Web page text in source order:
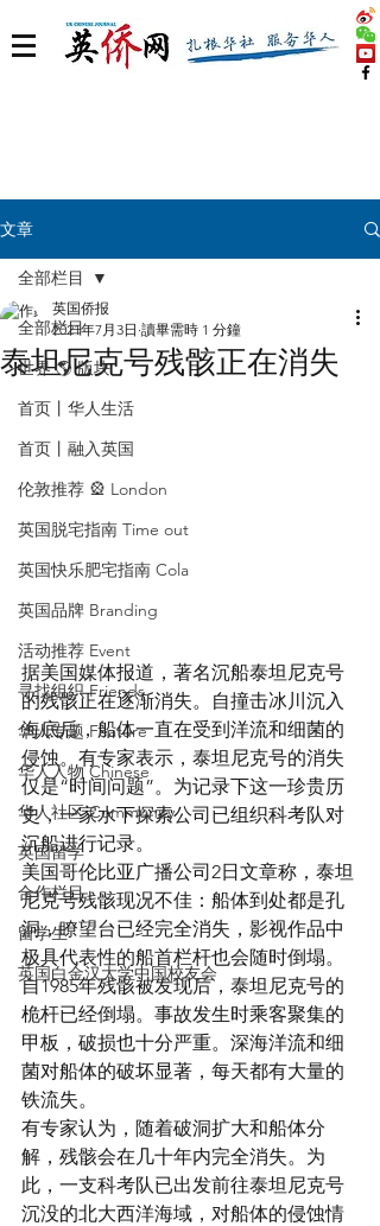
文章
全部栏目
世界 🌎 版块
首页丨华人生活
首页丨融入英国
伦敦推荐 🎡 London
英国脱宅指南 Time out
英国快乐肥宅指南 Cola
英国品牌 Branding
活动推荐 Event
寻找组织 Friends
华人专题 Feature
华人人物 Chinese
华人社区 Community
英国留学
合作栏目
留学生
英国白金汉大学中国校友会
全部栏目
泰坦尼克号残骸正在消失
英国侨报
2021年7月3日 讀畢需時 1 分鐘
据美国媒体报道，著名沉船泰坦尼克号
的残骸正在逐渐消失。自撞击冰川沉入
海底后，船体一直在受到洋流和细菌的
侵蚀。有专家表示，泰坦尼克号的消失
仅是“时间问题”。为记录下这一珍贵历
史，一家水下探索公司已组织科考队对
沉船进行记录。
美国哥伦比亚广播公司2日文章称，泰坦
尼克号残骸现况不佳：船体到处都是孔
洞，瞭望台已经完全消失，影视作品中
极具代表性的船首栏杆也会随时倒塌。
自1985年残骸被发现后，泰坦尼克号的
桅杆已经倒塌。事故发生时乘客聚集的
甲板，破损也十分严重。深海洋流和细
菌对船体的破坏显著，每天都有大量的
铁流失。
有专家认为，随着破洞扩大和船体分
解，残骸会在几十年内完全消失。为
此，一支科考队已出发前往泰坦尼克号
沉没的北大西洋海域，对船体的侵蚀情